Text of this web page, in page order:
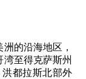
的沿海地区，
至得克萨斯州
洪都拉斯北部外